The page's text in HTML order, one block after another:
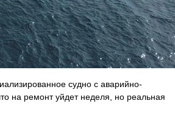
судно с аварийно-
на ремонт уйдет неделя, но реальная